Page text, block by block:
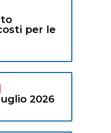
per le
2026